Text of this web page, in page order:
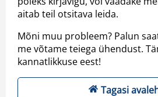
aitab teil otsitava leida.
Mõni muu probleem? Palun
me võtame teiega ühendust.
kannatlikkuse eest!
Tagasi